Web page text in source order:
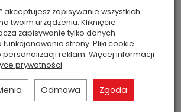
CLOUD MOUSSE COSMIC CONFETTI
żel z błyszczącymi kawałkami folii,
o konsystencji, która łączy
akceptujesz zapisywanie wszystkich
twoim urządzeniu. Kliknięcie
zapisywanie tylko danych
strony. Pliki cookie
personalizacji reklam. Więcej informacji
prywatności.
Odmowa Zgoda